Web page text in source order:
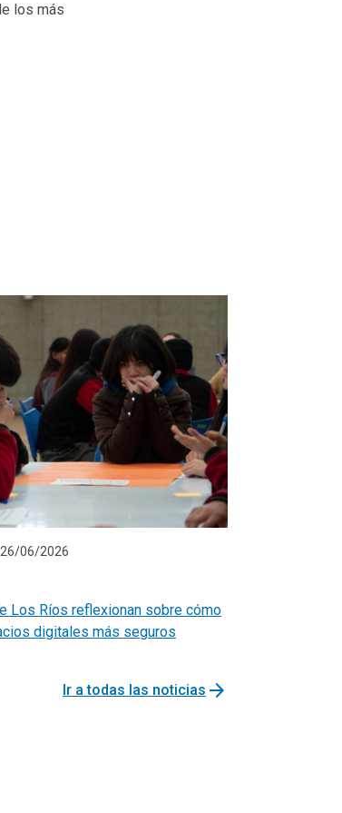
los más
06/2026
Los Ríos reflexionan sobre cómo
digitales más seguros
Ir a todas las noticias arrow_forward